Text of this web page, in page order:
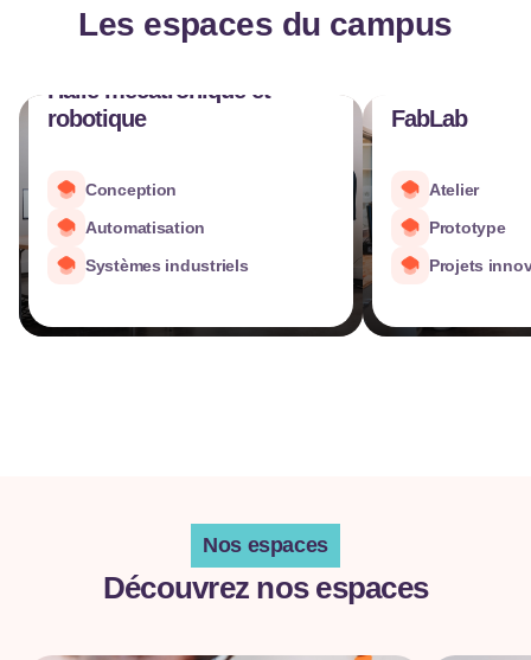
Les espaces du campus
Halle mécatronique et
robotique
Conception
Automatisation
Systèmes industriels
FabLab
Atelier
Prototype
Projets
Nos espaces
Découvrez nos espaces